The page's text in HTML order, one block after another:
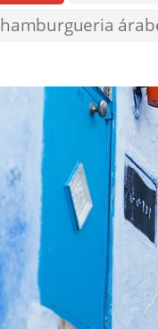
hamburgueria